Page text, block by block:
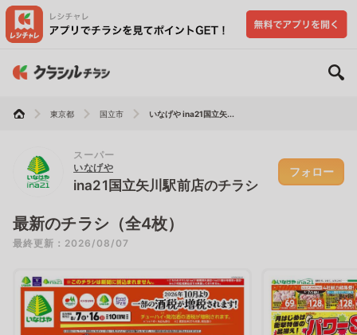
東京都 国立市 いなげや ina21国立矢...
スーパー
いなげや
ina21国立矢川駅前店のチラシ
フォロー
最新のチラシ（全4枚）
最終更新：2026/08/07